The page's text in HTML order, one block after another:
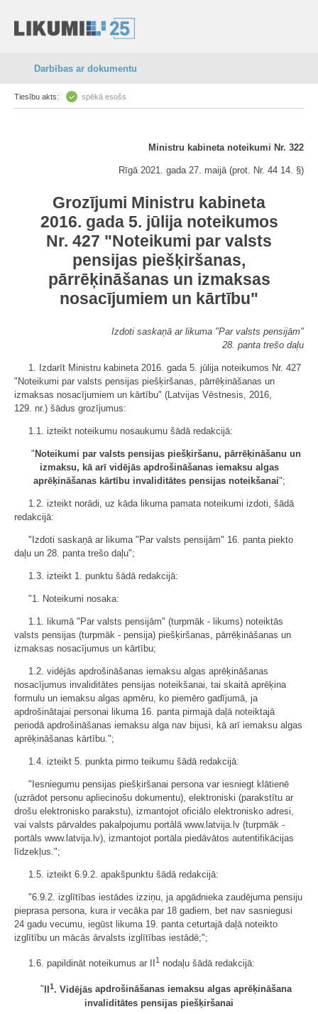
Darbības ar dokumentu
Tiesību akts: spēkā esošs
Ministru kabineta noteikumi Nr. 322
Rīgā 2021. gada 27. maijā (prot. Nr. 44 14. §)
Grozījumi Ministru kabineta
2016. gada 5. jūlija noteikumos
Nr. 427 "Noteikumi par valsts
pensijas piešķiršanas,
pārrēķināšanas un izmaksas
nosacījumiem un kārtību"
Izdoti saskaņā ar likuma "Par valsts pensijām"
28. panta trešo daļu
1. Izdarīt Ministru kabineta 2016. gada 5. jūlija noteikumos Nr. 427
"Noteikumi par valsts pensijas piešķiršanas, pārrēķināšanas un
izmaksas nosacījumiem un kārtību" (Latvijas Vēstnesis, 2016,
129. nr.) šādus grozījumus:
1.1. izteikt noteikumu nosaukumu šādā redakcijā:
" Noteikumi par valsts pensijas piešķiršanu, pārrēķināšanu un
izmaksu, kā arī vidējās apdrošināšanas iemaksu algas
aprēķināšanas kārtību invaliditātes pensijas noteikšanai";
1.2. izteikt norādi, uz kāda likuma pamata noteikumi izdoti, šādā
redakcijā:
"Izdoti saskaņā ar likuma "Par valsts pensijām" 16. panta piekto
daļu un 28. panta trešo daļu";
1.3. izteikt 1. punktu šādā redakcijā:
"1. Noteikumi nosaka:
1.1. likumā "Par valsts pensijām" (turpmāk - likums) noteiktās
valsts pensijas (turpmāk - pensija) piešķiršanas, pārrēķināšanas un
izmaksas nosacījumus un kārtību;
1.2. vidējās apdrošināšanas iemaksu algas aprēķināšanas
nosacījumus invaliditātes pensijas noteikšanai, tai skaitā aprēķina
formulu un iemaksu algas apmēru, ko piemēro gadījumā, ja
apdrošinātajai personai likuma 16. panta pirmajā daļā noteiktajā
periodā apdrošināšanas iemaksu alga nav bijusi, kā arī iemaksu algas
aprēķināšanas kārtību.";
1.4. izteikt 5. punkta pirmo teikumu šādā redakcijā:
"Iesniegumu pensijas piešķiršanai persona var iesniegt klātienē
(uzrādot personu apliecinošu dokumentu), elektroniski (parakstītu ar
drošu elektronisko parakstu), izmantojot oficiālo elektronisko adresi,
vai valsts pārvaldes pakalpojumu portālā www.latvija.lv (turpmāk -
portāls www.latvija.lv), izmantojot portāla piedāvātos autentifikācijas
līdzekļus.";
1.5. izteikt 6.9.2. apakšpunktu šādā redakcijā:
"6.9.2. izglītības iestādes izziņu, ja apgādnieka zaudējuma pensiju
pieprasa persona, kura ir vecāka par 18 gadiem, bet nav sasniegusi
24 gadu vecumu, iegūst likuma 19. panta ceturtajā daļā noteikto
izglītību un mācās ārvalsts izglītības iestādē;";
1.6. papildināt noteikumus ar II 1 nodaļu šādā redakcijā:
"II1. Vidējās apdrošināšanas iemaksu algas aprēķināšana
invaliditātes pensijas piešķiršanai